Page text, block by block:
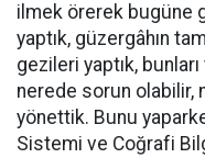
ilmek örerek bugüne
yaptık, güzergâhın
gezileri yaptık,
nerede sorun olabilir,
yönettik. Bunu
Sistemi ve Coğrafi